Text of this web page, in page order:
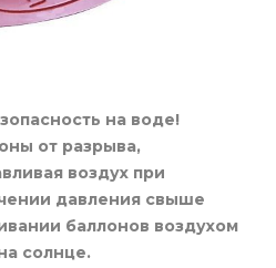
на воде!
от разрыва,
воздух при
давления свыше
баллонов воздухом
солнце.